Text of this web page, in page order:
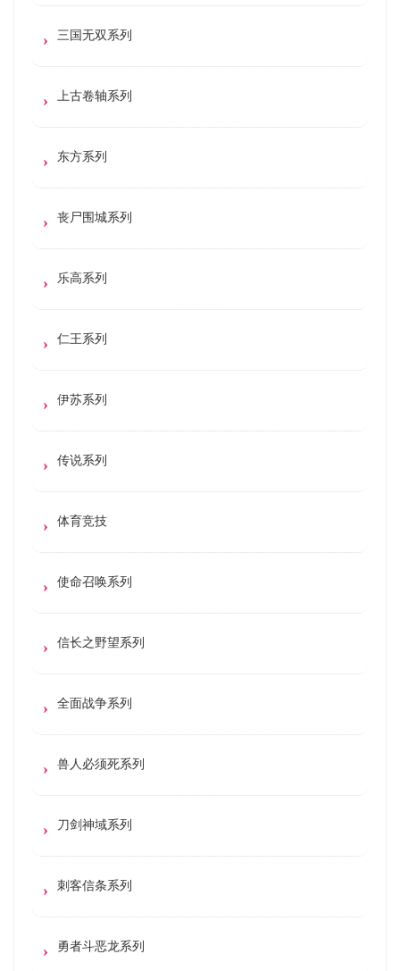
三国无双系列
上古卷轴系列
东方系列
丧尸围城系列
乐高系列
仁王系列
伊苏系列
传说系列
体育竞技
使命召唤系列
信长之野望系列
全面战争系列
兽人必须死系列
刀剑神域系列
刺客信条系列
勇者斗恶龙系列